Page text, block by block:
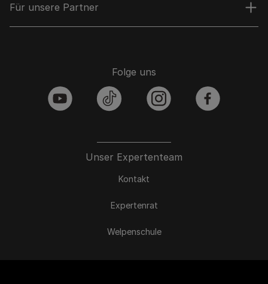
Für unsere Partner
Unser Expertenteam
Kontakt
Expertenrat
Welpenschule
Folge uns
youtube tiktok instagram facebook